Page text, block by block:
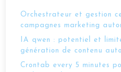
Orchestrateur et gestion
campagnes marketing
IA qwen : potentiel et
génération de contenu
Crontab every 5 minutes